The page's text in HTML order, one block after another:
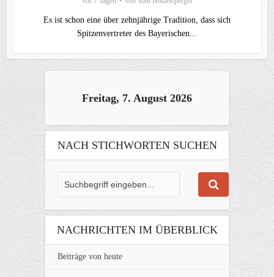
Es ist schon eine über zehnjährige Tradition, dass sich
Spitzenvertreter des Bayerischen...
Freitag, 7. August 2026
NACH STICHWORTEN SUCHEN
NACHRICHTEN IM ÜBERBLICK
Beiträge von heute